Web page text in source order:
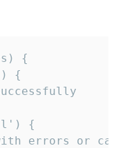
{
{
{
errors or